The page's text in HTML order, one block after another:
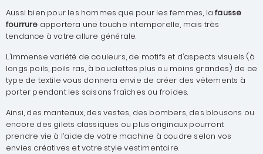
Aussi bien pour les hommes que pour les femmes, lafausse
fourrure apportera une touche intemporelle, mais très
tendance à votre allure générale.
L’immense variété de couleurs, de motifs et d’aspects visuels (à
longs poils, poils ras, à bouclettes plus ou moins grandes) de ce
type de textile vous donnera envie de créer des vêtements à
porter pendant les saisons fraîches ou froides.
Ainsi, des manteaux, des vestes, des bombers, des blousons ou
encore des gilets classiques ou plus originaux pourront
prendre vie à l’aide de votre machine à coudre selon vos
envies créatives et votre style vestimentaire.